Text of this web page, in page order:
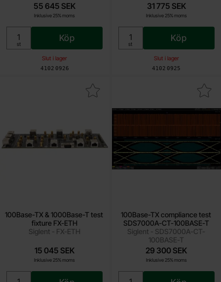
Art. nr
4102 0926
Slut i lager
55 645 SEK
Inklusive 25% moms
Enhet:
st
Köp
Art. nr
4102 0925
Slut i lager
31 775 SEK
Inklusive 25% moms
Enhet:
st
Köp
100Base-TX & 1000Base-T test
fixture FX-ETH
Siglent - FX-ETH
15 045 SEK
Inklusive 25% moms
100Base-TX & 1000Base-T test fixture FX-ETH som favorit
100Base-TX compliance test
SDS7000A-CT-100BASE-T
Siglent - SDS7000A-CT-
100BASE-T
29 300 SEK
Inklusive 25% moms
Makera 100Base-TX compliance test